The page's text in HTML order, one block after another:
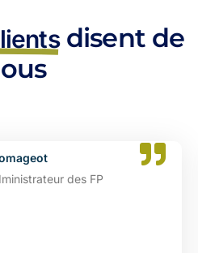
disent de
des FP